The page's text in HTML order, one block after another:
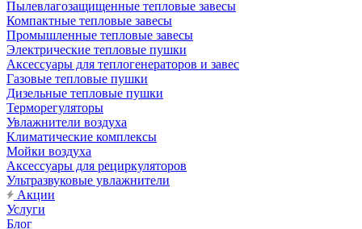
Пылевлагозащищенные тепловые завесы
Компактные тепловые завесы
Промышленные тепловые завесы
Электрические тепловые пушки
Аксессуары для теплогенераторов и завес
Газовые тепловые пушки
Дизельные тепловые пушки
Терморегуляторы
Увлажнители воздуха
Климатические комплексы
Мойки воздуха
Аксессуары для рециркуляторов
Ультразвуковые увлажнители
Акции
Услуги
Блог